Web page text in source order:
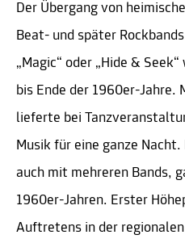
Der Übergang von
Beat- und später
„Magic“ oder „Hide &
bis Ende der 1960er-Jahre.
lieferte bei
Musik für eine ganze
auch mit mehreren Bands,
1960er-Jahren. Erster
Auftretens in der